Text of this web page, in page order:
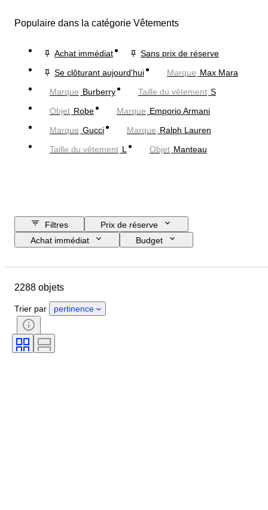
Populaire dans la catégorie Vêtements
Achat immédiat
Sans prix de réserve
Se clôturant aujourd'hui
Marque Max Mara
Marque Burberry Taille du vêtement S
Objet Robe Marque Emporio Armani
Marque Gucci Marque Ralph Lauren
Taille du vêtement L Objet Manteau
Filtres
Prix de réserve
Achat immédiat
Budget
Pays d’origine
Genre
État
Style
Couleur
Taille du vêtement
Époque
2288 objets
Trier par pertinence